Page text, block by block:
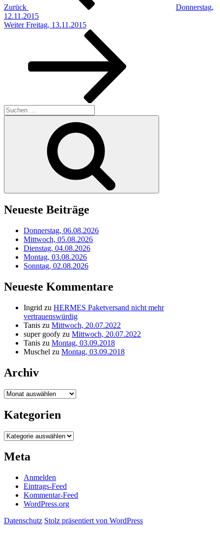
Zurück
Donnerstag,
12.11.2015
Nächster
Weiter Freitag, 13.11.2015
Suchen
nach:
Neueste Beiträge
Donnerstag, 06.08.2026
Mittwoch, 05.08.2026
Dienstag, 04.08.2026
Montag, 03.08.2026
Sonntag, 02.08.2026
Neueste Kommentare
Ingrid zu HERMES Paketversand nicht mehr
vertrauenswürdig
Tanis zu Mittwoch, 20.07.2022
super goofy zu Mittwoch, 20.07.2022
Tanis zu Montag, 03.09.2018
Muschel zu Montag, 03.09.2018
Archiv
Archiv
Kategorien
Kategorien
Meta
Anmelden
Eintrags-Feed
Kommentar-Feed
WordPress.org
Datenschutz Stolz präsentiert von WordPress